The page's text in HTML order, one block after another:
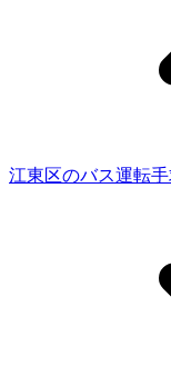
江東区のバス運転手